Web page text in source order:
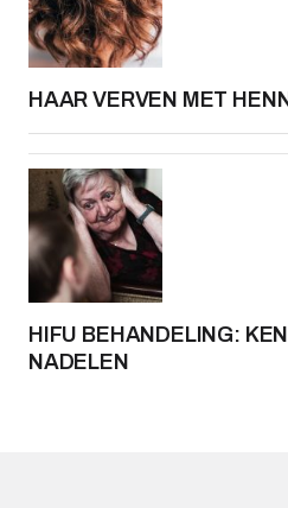
HAAR VERVEN MET
HIFU BEHANDELING:
NADELEN